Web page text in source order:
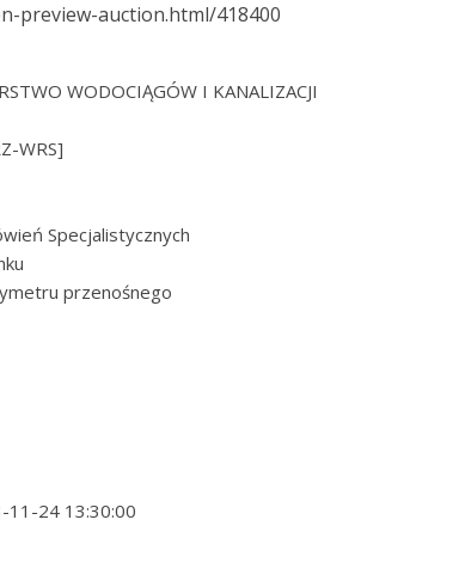
preview-auction.html/418400
WODOCIĄGÓW I KANALIZACJI
WRS]
Specjalistycznych
przenośnego
11-24 13:30:00